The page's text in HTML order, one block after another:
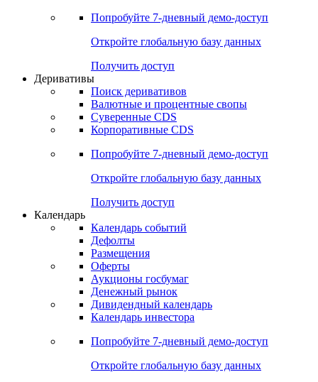
Попробуйте 7-дневный демо-доступ
Откройте глобальную базу данных
Получить доступ
Деривативы
Поиск деривативов
Валютные и процентные свопы
Суверенные CDS
Корпоративные CDS
Попробуйте 7-дневный демо-доступ
Откройте глобальную базу данных
Получить доступ
Календарь
Календарь событий
Дефолты
Размещения
Оферты
Аукционы госбумаг
Денежный рынок
Дивидендный календарь
Календарь инвестора
Попробуйте 7-дневный демо-доступ
Откройте глобальную базу данных